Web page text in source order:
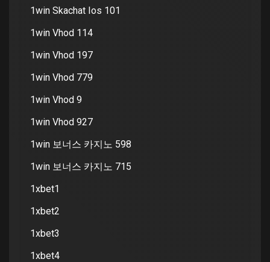
1win Skachat Ios 101
1win Vhod 114
1win Vhod 197
1win Vhod 779
1win Vhod 9
1win Vhod 927
1win 보너스 카지노 598
1win 보너스 카지노 715
1xbet1
1xbet2
1xbet3
1xbet4